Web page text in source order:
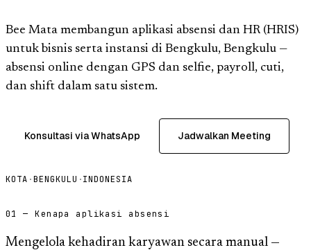
Bee Mata membangun aplikasi absensi dan HR (HRIS)
untuk bisnis serta instansi di Bengkulu, Bengkulu —
absensi online dengan GPS dan selfie, payroll, cuti,
dan shift dalam satu sistem.
Konsultasi via WhatsApp Jadwalkan Meeting
KOTA ·BENGKULU ·INDONESIA
01 — Kenapa aplikasi absensi
Mengelola kehadiran karyawan secara manual —